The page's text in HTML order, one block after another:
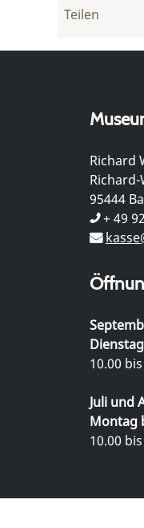
Teilen
Richard
95444
+ 49
10.00
Juli und
Montag
10.00